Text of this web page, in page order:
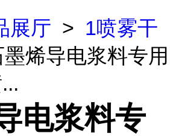
展厅 > 1喷雾干
烯导电浆料专用
电浆料专